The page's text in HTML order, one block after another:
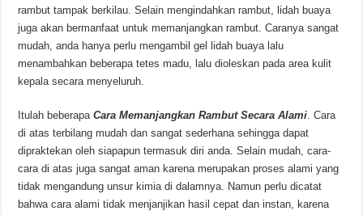
rambut tampak berkilau. Selain mengindahkan rambut, lidah buaya
juga akan bermanfaat untuk memanjangkan rambut. Caranya sangat
mudah, anda hanya perlu mengambil gel lidah buaya lalu
menambahkan beberapa tetes madu, lalu dioleskan pada area kulit
kepala secara menyeluruh.
Itulah beberapaCara Memanjangkan Rambut Secara Alami. Cara
di atas terbilang mudah dan sangat sederhana sehingga dapat
dipraktekan oleh siapapun termasuk diri anda. Selain mudah, cara-
cara di atas juga sangat aman karena merupakan proses alami yang
tidak mengandung unsur kimia di dalamnya. Namun perlu dicatat
bahwa cara alami tidak menjanjikan hasil cepat dan instan, karena